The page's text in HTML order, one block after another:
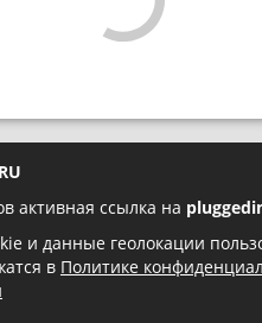
активная ссылка на
и данные геолокации
в Политике